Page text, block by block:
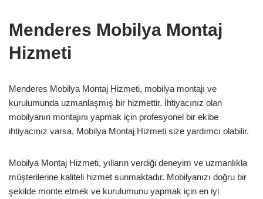
Menderes Mobilya Montaj
Hizmeti
Menderes Mobilya Montaj Hizmeti, mobilya montajı ve
kurulumunda uzmanlaşmış bir hizmettir. İhtiyacınız olan
mobilyanın montajını yapmak için profesyonel bir ekibe
ihtiyacınız varsa, Mobilya Montaj Hizmeti size yardımcı olabilir.
Mobilya Montaj Hizmeti, yılların verdiği deneyim ve uzmanlıkla
müşterilerine kaliteli hizmet sunmaktadır. Mobilyanızı doğru bir
şekilde monte etmek ve kurulumunu yapmak için en iyi